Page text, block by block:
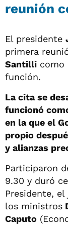
reunión
El presidente
primera
Santilli como
función.
La cita se
funcionó
en la que el
propio
y alianzas
Participaron
9.30 y duró
Presidente,
los ministros
Caputo